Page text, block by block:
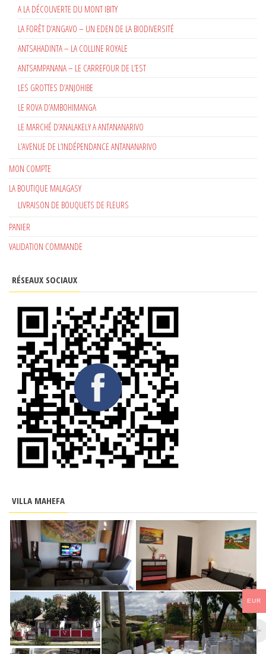
A LA DÉCOUVERTE DU MONT IBITY
LA FORÊT D’ANGAVO – UN EDEN DE LA BIODIVERSITÉ
ANTSAHADINTA – LA COLLINE ROYALE
ANTSAMPANANA – LE CARREFOUR DE L’EST
LES GROTTES D’ANJOHIBE
LE ROVA D’AMBOHIMANGA
LE MARCHÉ D’ANALAKELY A ANTANANARIVO
L’AVENUE DE L’INDÉPENDANCE ANTANANARIVO
MON COMPTE
LA BOUTIQUE MALAGASY
LIVRAISON DE BOUQUETS DE FLEURS
PANIER
VALIDATION COMMANDE
RÉSEAUX SOCIAUX
VILLA MAHEFA
EUR